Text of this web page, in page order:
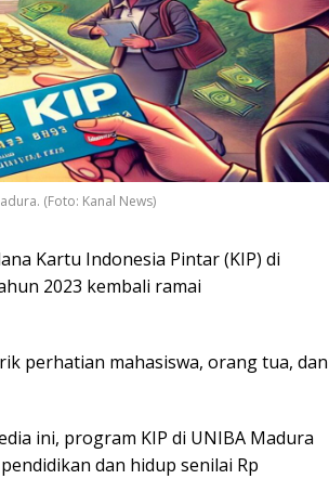
(Foto: Kanal News)
Kartu Indonesia Pintar (KIP) di
2023 kembali ramai
perhatian mahasiswa, orang tua, dan
ini, program KIP di UNIBA Madura
dan hidup senilai Rp